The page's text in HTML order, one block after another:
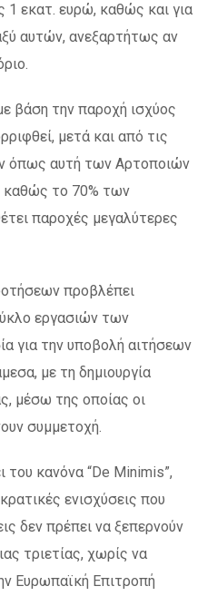
1 εκατ. ευρώ, καθώς και για
αυτών, ανεξαρτήτως αν
βάση την παροχή ισχύος
μετά και από τις
όπως αυτή των Αρτοποιών
το 70% των
παροχές μεγαλύτερες
προβλέπει
εργασιών των
για την υποβολή αιτήσεων
με τη δημιουργία
μέσω της οποίας οι
συμμετοχή.
του κανόνα “De Minimis”,
ενισχύσεις που
δεν πρέπει να ξεπερνούν
τριετίας, χωρίς να
Ευρωπαϊκή Επιτροπή